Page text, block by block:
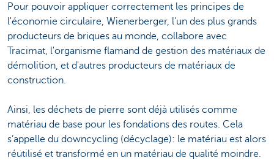
Pour pouvoir appliquer correctement les principes de
l'économie circulaire, Wienerberger, l'un des plus grands
producteurs de briques au monde, collabore avec
Tracimat, l'organisme flamand de gestion des matériaux de
démolition, et d'autres producteurs de matériaux de
construction.
Ainsi, les déchets de pierre sont déjà utilisés comme
matériau de base pour les fondations des routes. Cela
s’appelle du downcycling (décyclage): le matériau est alors
réutilisé et transformé en un matériau de qualité moindre.